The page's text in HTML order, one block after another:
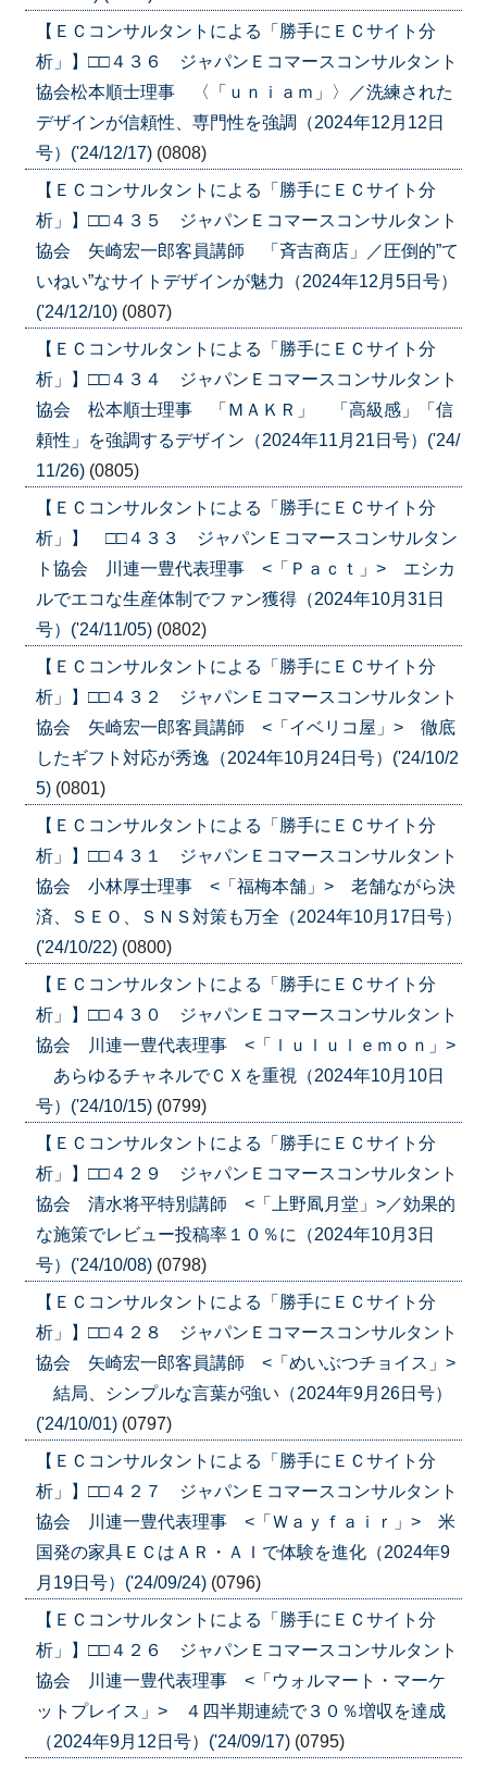
【ＥＣコンサルタントによる「勝手にＥＣサイト分
析」】□□４３６ ジャパンＥコマースコンサルタント
協会松本順士理事 〈「ｕｎｉａｍ」〉／洗練された
デザインが信頼性、専門性を強調（2024年12月12日
号）('24/12/17) (0808)
【ＥＣコンサルタントによる「勝手にＥＣサイト分
析」】□□４３５ ジャパンＥコマースコンサルタント
協会 矢崎宏一郎客員講師 「斉吉商店」／圧倒的”て
いねい”なサイトデザインが魅力（2024年12月5日号）
('24/12/10) (0807)
【ＥＣコンサルタントによる「勝手にＥＣサイト分
析」】□□４３４ ジャパンＥコマースコンサルタント
協会 松本順士理事 「ＭＡＫＲ」 「高級感」「信
頼性」を強調するデザイン（2024年11月21日号）('24/
11/26) (0805)
【ＥＣコンサルタントによる「勝手にＥＣサイト分
析」】 □□４３３ ジャパンＥコマースコンサルタン
ト協会 川連一豊代表理事 <「Ｐａｃｔ」> エシカ
ルでエコな生産体制でファン獲得（2024年10月31日
号）('24/11/05) (0802)
【ＥＣコンサルタントによる「勝手にＥＣサイト分
析」】□□４３２ ジャパンＥコマースコンサルタント
協会 矢崎宏一郎客員講師 <「イベリコ屋」> 徹底
したギフト対応が秀逸（2024年10月24日号）('24/10/2
5) (0801)
【ＥＣコンサルタントによる「勝手にＥＣサイト分
析」】□□４３１ ジャパンＥコマースコンサルタント
協会 小林厚士理事 <「福梅本舗」> 老舗ながら決
済、ＳＥＯ、ＳＮＳ対策も万全（2024年10月17日号）
('24/10/22) (0800)
【ＥＣコンサルタントによる「勝手にＥＣサイト分
析」】□□４３０ ジャパンＥコマースコンサルタント
協会 川連一豊代表理事 <「ｌｕｌｕｌｅｍｏｎ」>
あらゆるチャネルでＣＸを重視（2024年10月10日
号）('24/10/15) (0799)
【ＥＣコンサルタントによる「勝手にＥＣサイト分
析」】□□４２９ ジャパンＥコマースコンサルタント
協会 清水将平特別講師 <「上野凮月堂」>／効果的
な施策でレビュー投稿率１０％に（2024年10月3日
号）('24/10/08) (0798)
【ＥＣコンサルタントによる「勝手にＥＣサイト分
析」】□□４２８ ジャパンＥコマースコンサルタント
協会 矢崎宏一郎客員講師 <「めいぶつチョイス」>
結局、シンプルな言葉が強い（2024年9月26日号）
('24/10/01) (0797)
【ＥＣコンサルタントによる「勝手にＥＣサイト分
析」】□□４２７ ジャパンＥコマースコンサルタント
協会 川連一豊代表理事 <「Ｗａｙｆａｉｒ」> 米
国発の家具ＥＣはＡＲ・ＡＩで体験を進化（2024年9
月19日号）('24/09/24) (0796)
【ＥＣコンサルタントによる「勝手にＥＣサイト分
析」】□□４２６ ジャパンＥコマースコンサルタント
協会 川連一豊代表理事 <「ウォルマート・マーケ
ットプレイス」> ４四半期連続で３０％増収を達成
（2024年9月12日号）('24/09/17) (0795)